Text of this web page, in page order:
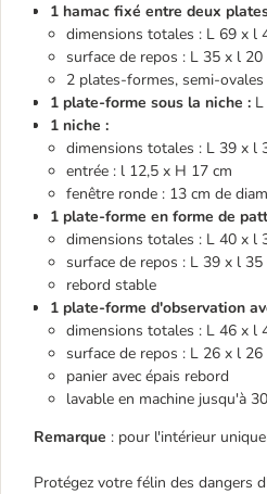
1 hamac fixé entre deux
dimensions totales : L 69 x l
surface de repos : L 35 x l 20
2 plates-formes, semi-
1 plate-forme sous la niche :
1 niche :
dimensions totales : L 39 x l
entrée : l 12,5 x H 17 cm
fenêtre ronde : 13 cm de
1 plate-forme en forme de
dimensions totales : L 40 x l
surface de repos : L 39 x l 35
rebord stable
1 plate-forme d'observation
dimensions totales : L 46 x l
surface de repos : L 26 x l 26
panier avec épais rebord
lavable en machine jusqu'à
Remarque : pour l'intérieur
Protégez votre félin des dangers